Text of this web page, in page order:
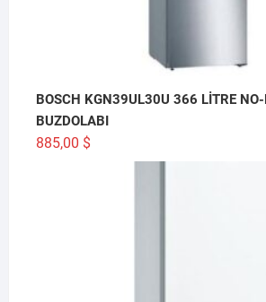
BOSCH KGN39UL30U 366 LİTRE NO-
BUZDOLABI
885,00 $